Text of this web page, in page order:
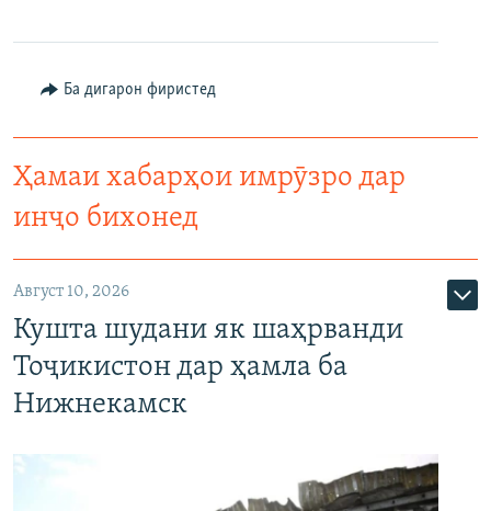
Ҳамаи сомонаҳои RFE/RL
Ба дигарон фиристед
Ҳамаи хабарҳои имрӯзро дар
инҷо бихонед
Август 10, 2026
Кушта шудани як шаҳрванди
Тоҷикистон дар ҳамла ба
Нижнекамск